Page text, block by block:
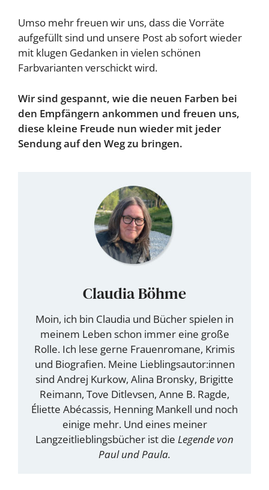
Umso mehr freuen wir uns, dass die Vorräte
aufgefüllt sind und unsere Post ab sofort wieder
mit klugen Gedanken in vielen schönen
Farbvarianten verschickt wird.
Wir sind gespannt, wie die neuen Farben bei
den Empfängern ankommen und freuen uns,
diese kleine Freude nun wieder mit jeder
Sendung auf den Weg zu bringen.
Claudia Böhme
Moin, ich bin Claudia und Bücher spielen in
meinem Leben schon immer eine große
Rolle. Ich lese gerne Frauenromane, Krimis
und Biografien. Meine Lieblingsautor:innen
sind Andrej Kurkow, Alina Bronsky, Brigitte
Reimann, Tove Ditlevsen, Anne B. Ragde,
Éliette Abécassis, Henning Mankell und noch
einige mehr. Und eines meiner
Langzeitlieblingsbücher ist die Legende von
Paul und Paula.